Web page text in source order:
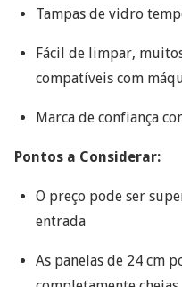
Tampas de vidro
Fácil de limpar,
compatíveis com
Marca de confiança
Pontos a Considerar:
O preço pode ser
entrada
As panelas de 24 cm